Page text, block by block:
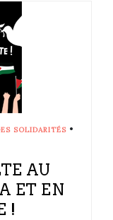
SOLIDARITÉS •
AU
ET EN
!